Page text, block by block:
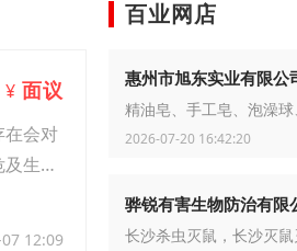
¥ 面议
在会对
生
12:09
百业网店
惠州市旭东实业有限公
精油皂、手工皂、泡澡
2026-07-20 16:42:20
骅锐有害生物防治有限
长沙杀虫灭鼠，长沙灭